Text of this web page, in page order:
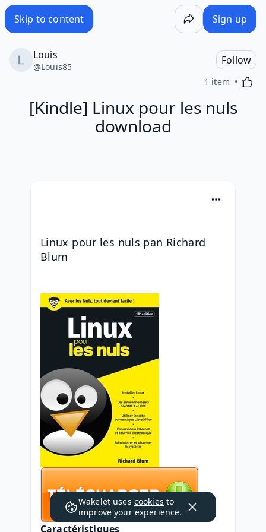
Skip to content Sign up
Louis
@Louis85
Follow
1 item
[Kindle] Linux pour les nuls
download
Linux pour les nuls pan Richard
Blum
Caractéristiques
Wakelet uses cookies to
improve your experience.